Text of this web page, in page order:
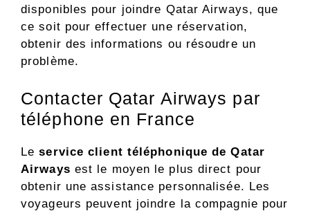
disponibles pour joindre Qatar Airways, que
ce soit pour effectuer une réservation,
obtenir des informations ou résoudre un
problème.
Contacter Qatar Airways par
téléphone en France
Leservice client téléphonique de Qatar
Airways est le moyen le plus direct pour
obtenir une assistance personnalisée. Les
voyageurs peuvent joindre la compagnie pour